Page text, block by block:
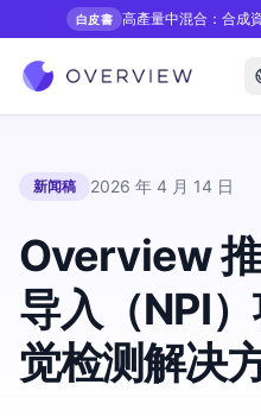
白皮書 高產量中混合：合成
新闻稿 2026 年 4 月 14 日
Overview
导入（NPI
觉检测解决